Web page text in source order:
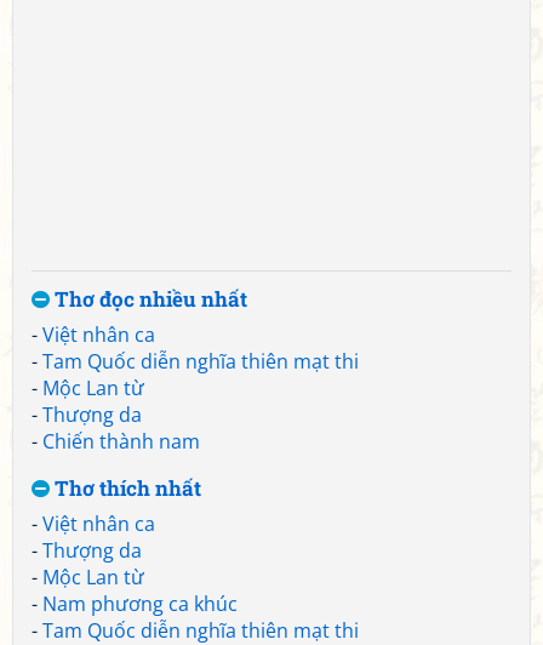
Thơ đọc nhiều nhất
-Việt nhân ca
-Tam Quốc diễn nghĩa thiên mạt thi
- Mộc Lan từ
-Thượng da
- Chiến thành nam
Thơ thích nhất
-Việt nhân ca
-Thượng da
- Mộc Lan từ
- Nam phương ca khúc
-Tam Quốc diễn nghĩa thiên mạt thi